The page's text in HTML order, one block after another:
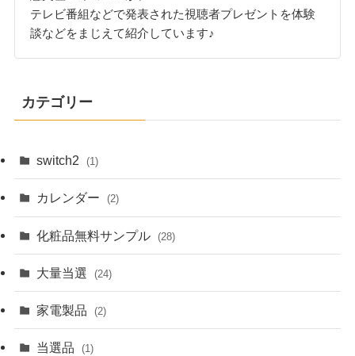
テレビ番組などで発表された視聴者プレゼントを体験
談などをまじえて紹介しています♪
カテゴリー
switch2 (1)
カレンダー (2)
化粧品無料サンプル (28)
大量当選 (24)
家電製品 (2)
当選品 (1)